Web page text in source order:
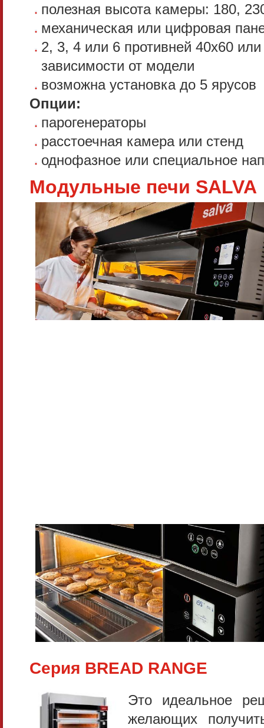
полезная высота камеры: 180,
механическая или цифровая
2, 3, 4 или 6 противней 40x60
зависимости от модели
возможна установка до 5 ярусов
Опции:
парогенераторы
расстоечная камера или стенд
однофазное или специальное
Модульные печи SALVA
Серия BREAD RANGE
Это идеальное
желающих